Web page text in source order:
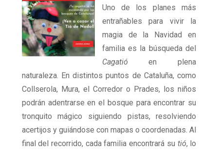
Uno de los planes más
entrañables para vivir la
magia de la Navidad en
familia es la búsqueda del
Cagatió en plena
naturaleza. En distintos puntos de Cataluña, como
Collserola, Mura, el Corredor o Prades, los niños
podrán adentrarse en el bosque para encontrar su
tronquito mágico siguiendo pistas, resolviendo
acertijos y guiándose con mapas o coordenadas. Al
final del recorrido, cada familia encontrará su tió, lo